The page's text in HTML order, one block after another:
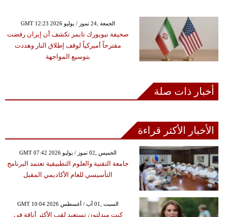
GMT 12:23 2026 الجمعة ,24 تموز / يوليو
صحيفة نيويورك تايمز تكشف أن إيران رفضت
مقترحاً أميركياً لوقف إطلاق النار وهددت
بتوسيع المواجهة
أخبار ذات صلة
الأخبار الأكثر قراءة
GMT 07:42 2026 الخميس ,02 تموز / يوليو
جامعة التقنية والعلوم التطبيقية تعتمد البرنامج
التأسيسي للعام الأكاديمي المقبل
GMT 10:04 2026 السبت ,01 آب / أغسطس
كيت ميدلتون تستعيد لقب الأكثر أناقة في